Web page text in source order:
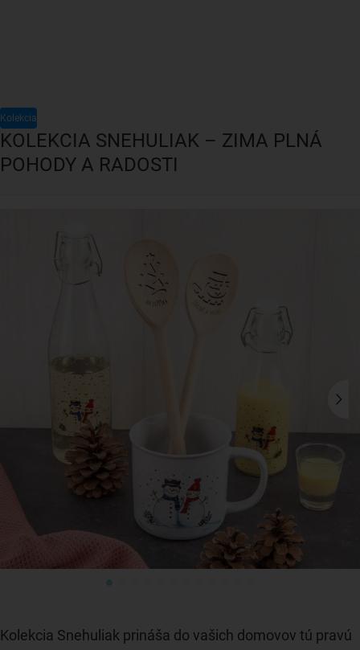
Kolekcia
KOLEKCIA SNEHULIAK – ZIMA PLNÁ
POHODY A RADOSTI
Kolekcia Snehuliak prináša do vašich domovov tú pravú